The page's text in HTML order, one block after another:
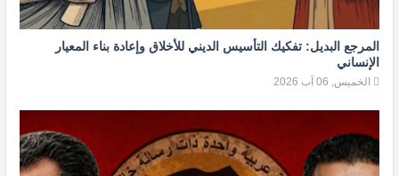
المرجع البديل: تفكيك التأسيس الديني للأخلاق وإعادة بناء المعيار
الإنساني
الخميس, 06 آب 2026